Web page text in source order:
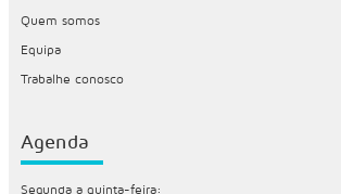
Quem somos
Equipa
Trabalhe conosco
Agenda
Segunda a quinta-feira: